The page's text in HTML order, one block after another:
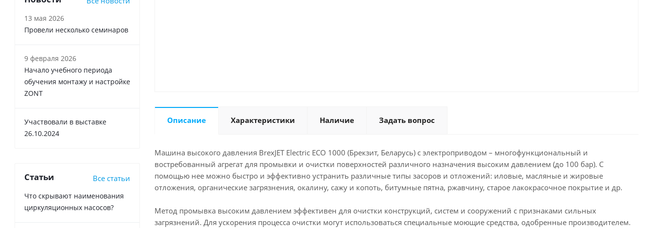
Описание Характеристики Наличие Задать вопрос
Машина высокого давления BrexJET Electric ECO 1000 (Брекзит, Беларусь) с электроприводом – многофункциональный и
востребованный агрегат для промывки и очистки поверхностей различного назначения высоким давлением (до 100 бар). С
помощью нее можно быстро и эффективно устранить различные типы засоров и отложений: иловые, масляные и жировые
отложения, органические загрязнения, окалину, сажу и копоть, битумные пятна, ржавчину, старое лакокрасочное покрытие и др.
Метод промывка высоким давлением эффективен для очистки конструкций, систем и сооружений с признаками сильных
загрязнений. Для ускорения процесса очистки могут использоваться специальные моющие средства, одобренные производителем.
13 мая 2026
Провели несколько семинаров
9 февраля 2026
Начало учебного периода
обучения монтажу и настройке
ZONT
Участвовали в выставке
26.10.2024
Статьи Все статьи
Что скрывают наименования
циркуляционных насосов?